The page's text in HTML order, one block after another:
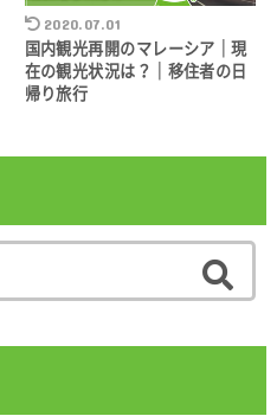
2020.07.01
国内観光再開のマレーシア｜現
在の観光状況は？｜移住者の日
帰り旅行